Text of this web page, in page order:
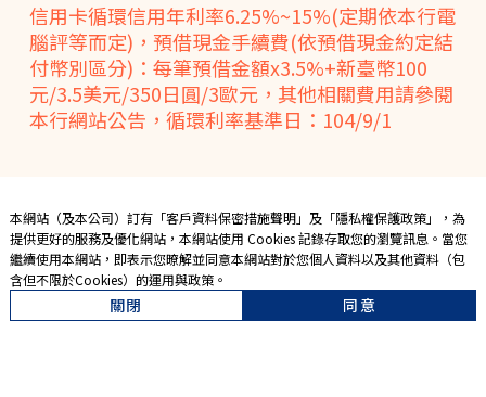
信用卡循環信用年利率6.25%~15%(定期依本行電
腦評等而定)，預借現金手續費(依預借現金約定結
付幣別區分)：每筆預借金額x3.5%+新臺幣100
元/3.5美元/350日圓/3歐元，其他相關費用請參閱
本行網站公告，循環利率基準日：104/9/1
本網站（及本公司）訂有「客戶資料保密措施聲明」及「隱私權保護政策」，為
提供更好的服務及優化網站，本網站使用 Cookies 記錄存取您的瀏覽訊息。當您
繼續使用本網站，即表示您暸解並同意本網站對於您個人資料以及其他資料（包
含但不限於Cookies）的運用與政策。
關閉 同意